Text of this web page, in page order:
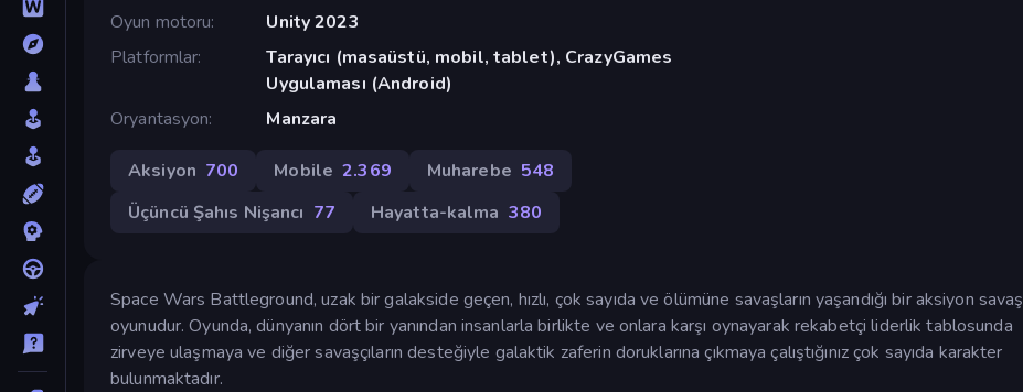
Oyun motoru
Unity 2023
Platformlar
Tarayıcı (masaüstü, mobil, tablet), CrazyGames
Uygulaması (Android)
Oryantasyon
Manzara
Aksiyon 700 Mobile 2.369 Muharebe 548
Üçüncü Şahıs Nişancı 77 Hayatta-kalma 380
Space Wars Battleground, uzak bir galakside geçen, hızlı, çok sayıda ve ölümüne savaşların yaşandığı bir aksiyon savaş
oyunudur. Oyunda, dünyanın dört bir yanından insanlarla birlikte ve onlara karşı oynayarak rekabetçi liderlik tablosunda
zirveye ulaşmaya ve diğer savaşçıların desteğiyle galaktik zaferin doruklarına çıkmaya çalıştığınız çok sayıda karakter
bulunmaktadır.